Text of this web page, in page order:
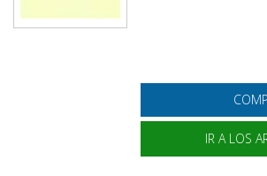
IR A LOS